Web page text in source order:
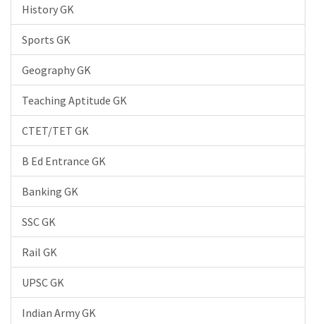
History GK
Sports GK
Geography GK
Teaching Aptitude GK
CTET/TET GK
B Ed Entrance GK
Banking GK
SSC GK
Rail GK
UPSC GK
Indian Army GK